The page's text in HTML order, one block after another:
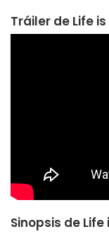
Tráiler de Life
Sinopsis de